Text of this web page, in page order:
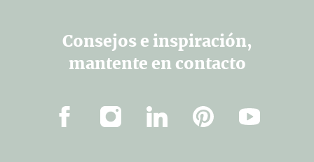
Consejos e inspiración,
mantente en contacto
FacebookInstagramLinkedinPinterestYouTube